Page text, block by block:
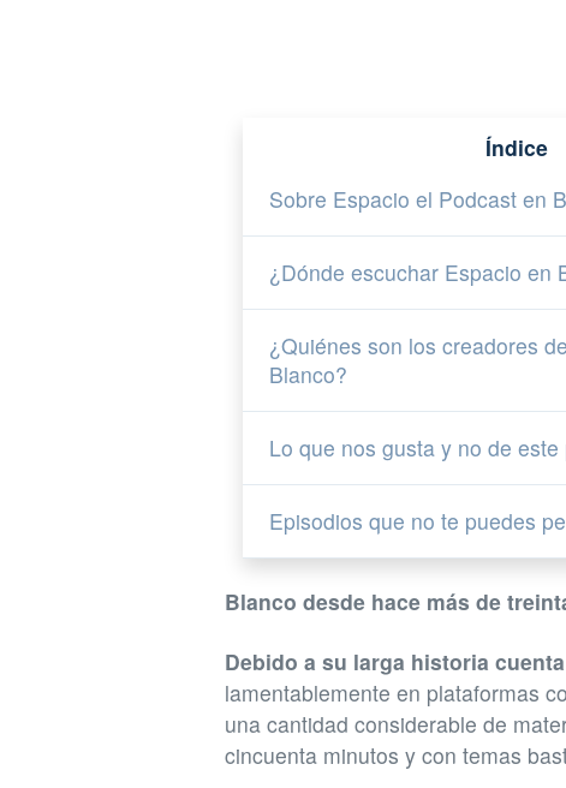
Índice
Sobre Espacio el Podcast en
¿Dónde escuchar Espacio en
¿Quiénes son los creadores
Blanco?
Lo que nos gusta y no de este
Episodios que no te puedes
Blanco desde hace más de
Debido a su larga historia
lamentablemente en plataformas
una cantidad considerable de
cincuenta minutos y con temas